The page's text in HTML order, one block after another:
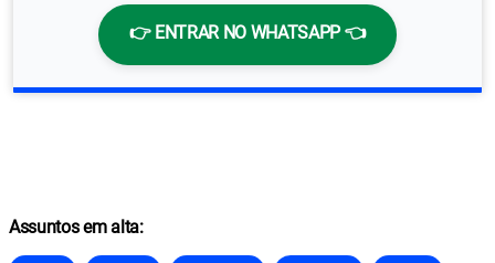
👉 ENTRAR NO WHATSAPP 👈
Assuntos em alta: